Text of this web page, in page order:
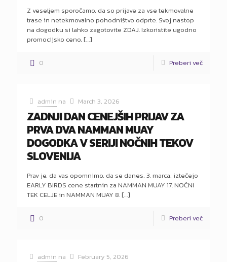
Z veseljem sporočamo, da so prijave za vse tekmovalne
trase in netekmovalno pohodništvo odprte. Svoj nastop
na dogodku si lahko zagotovite ZDAJ. Izkoristite ugodno
promocijsko ceno, […]
0 Preberi več
admin na March 3, 2026
ZADNJI DAN CENEJŠIH PRIJAV ZA
PRVA DVA NAMMAN MUAY
DOGODKA V SERIJI NOČNIH TEKOV
SLOVENIJA
Prav je, da vas opomnimo, da se danes, 3. marca, iztečejo
EARLY BIRDS cene startnin za NAMMAN MUAY 17. NOČNI
TEK CELJE in NAMMAN MUAY 8. […]
0 Preberi več
admin na February 5, 2026